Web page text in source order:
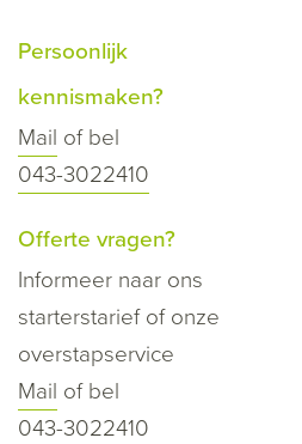
Persoonlijk
kennismaken?
Mail of bel
043-3022410
Offerte vragen?
Informeer naar ons
starterstarief of onze
overstapservice
Mail of bel
043-3022410